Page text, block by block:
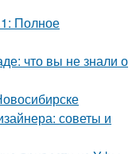
Полное
что вы не знали о
советы и